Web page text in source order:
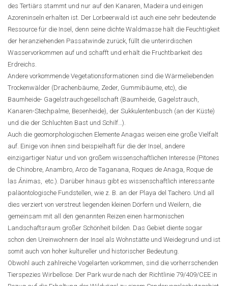
des Tertiärs stammt und nur auf den Kanaren, Madeira und einigen
Azoreninseln erhalten ist. Der Lorbeerwald ist auch eine sehr bedeutende
Ressource für die Insel, denn seine dichte Waldmasse hält die Feuchtigkeit
der heranziehenden Passatwinde zurück, füllt die unterirdischen
Wasservorkommen auf und schafft und erhält die Fruchtbarkeit des
Erdreichs.
Andere vorkommende Vegetationsformationen sind die Wärmeliebenden
Trockenwälder (Drachenbäume, Zeder, Gummibäume, etc), die
Baumheide- Gagelstrauchgesellschaft (Baumheide, Gagelstrauch,
Kanaren-Stechpalme, Besenheide), der Sukkulentenbusch (an der Küste)
und die der Schluchten Bast und Schilf…).
Auch die geomorphologischen Elemente Anagas weisen eine große Vielfalt
auf. Einige von ihnen sind beispielhaft für die der Insel, andere
einzigartiger Natur und von großem wissenschaftlichen Interesse (Pitones
de Chinobre, Anambro, Arco de Taganana, Roques de Anaga, Roque de
las Ánimas, etc.). Darüber hinaus gibt es wissenschaftlich interessante
paläontologische Fundstellen, wie z. B. an der Playa del Tachero. Und all
dies verziert von verstreut liegenden kleinen Dörfern und Weilern, die
gemeinsam mit all den genannten Reizen einen harmonischen
Landschaftsraum großer Schönheit bilden. Das Gebiet diente sogar
schon den Ureinwohnern der Insel als Wohnstätte und Weidegrund und ist
somit auch von hoher kultureller und historischer Bedeutung.
Obwohl auch zahlreiche Vogelarten vorkommen, sind die vorherrschenden
Tierspezies Wirbellose. Der Park wurde nach der Richtlinie 79/409/CEE in